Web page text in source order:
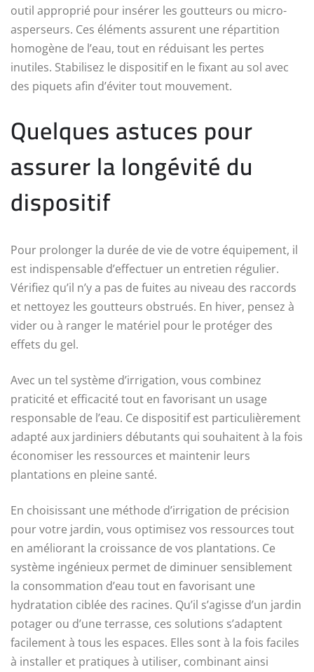
outil approprié pour insérer les goutteurs ou micro-
asperseurs. Ces éléments assurent une répartition
homogène de l’eau, tout en réduisant les pertes
inutiles. Stabilisez le dispositif en le fixant au sol avec
des piquets afin d’éviter tout mouvement.
Quelques astuces pour
assurer la longévité du
dispositif
Pour prolonger la durée de vie de votre équipement, il
est indispensable d’effectuer un entretien régulier.
Vérifiez qu’il n’y a pas de fuites au niveau des raccords
et nettoyez les goutteurs obstrués. En hiver, pensez à
vider ou à ranger le matériel pour le protéger des
effets du gel.
Avec un tel système d’irrigation, vous combinez
praticité et efficacité tout en favorisant un usage
responsable de l’eau. Ce dispositif est particulièrement
adapté aux jardiniers débutants qui souhaitent à la fois
économiser les ressources et maintenir leurs
plantations en pleine santé.
En choisissant une méthode d’irrigation de précision
pour votre jardin, vous optimisez vos ressources tout
en améliorant la croissance de vos plantations. Ce
système ingénieux permet de diminuer sensiblement
la consommation d’eau tout en favorisant une
hydratation ciblée des racines. Qu’il s’agisse d’un jardin
potager ou d’une terrasse, ces solutions s’adaptent
facilement à tous les espaces. Elles sont à la fois faciles
à installer et pratiques à utiliser, combinant ainsi